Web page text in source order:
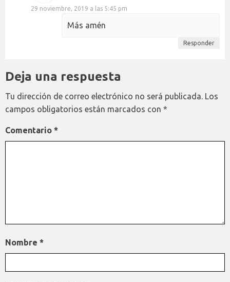
29 noviembre, 2019 a las 5:45 pm
Más amén
Responder
Deja una respuesta
Tu dirección de correo electrónico no será publicada. Los
campos obligatorios están marcados con *
Comentario *
Nombre *